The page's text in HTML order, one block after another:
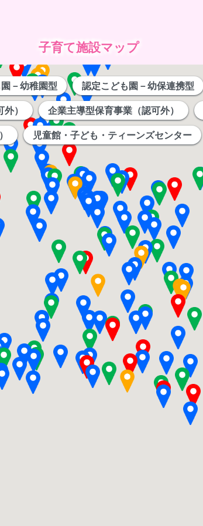
子育て施設マップ
－幼稚園型 認定こども園－幼保連携型
） 企業主導型保育事業（認可外）
児童館・子ども・ティーンズセンター